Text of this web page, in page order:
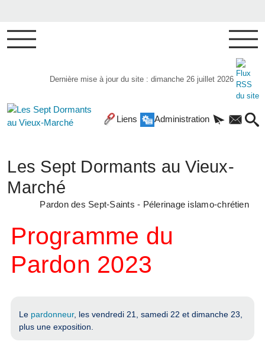
Dernière mise à jour du site : dimanche 26 juillet 2026
Liens Administration
Les Sept Dormants au Vieux-
Marché
Pardon des Sept-Saints - Pélerinage islamo-chrétien
Programme du
Pardon 2023
Le pardonneur, les vendredi 21, samedi 22 et dimanche 23,
plus une exposition.